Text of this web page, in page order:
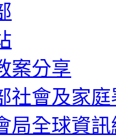
案分享
社會及家
局全球資訊